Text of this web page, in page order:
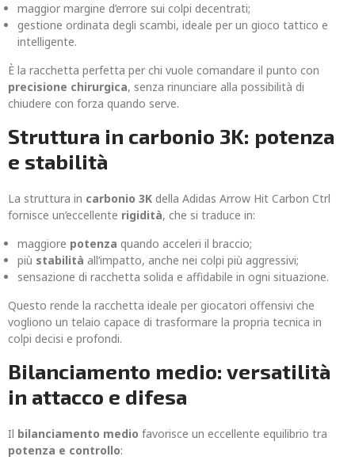
maggior margine d’errore sui colpi decentrati;
gestione ordinata degli scambi, ideale per un gioco tattico e
intelligente.
È la racchetta perfetta per chi vuole comandare il punto con
precisione chirurgica, senza rinunciare alla possibilità di
chiudere con forza quando serve.
Struttura in carbonio 3K: potenza
e stabilità
La struttura in carbonio 3K della Adidas Arrow Hit Carbon Ctrl
fornisce un’eccellente rigidità, che si traduce in:
maggiore potenza quando acceleri il braccio;
più stabilità all’impatto, anche nei colpi più aggressivi;
sensazione di racchetta solida e affidabile in ogni situazione.
Questo rende la racchetta ideale per giocatori offensivi che
vogliono un telaio capace di trasformare la propria tecnica in
colpi decisi e profondi.
Bilanciamento medio: versatilità
in attacco e difesa
Il bilanciamento medio favorisce un eccellente equilibrio tra
potenza e controllo: